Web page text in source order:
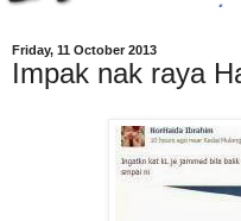
Friday, 11 October 2013
Impak nak raya